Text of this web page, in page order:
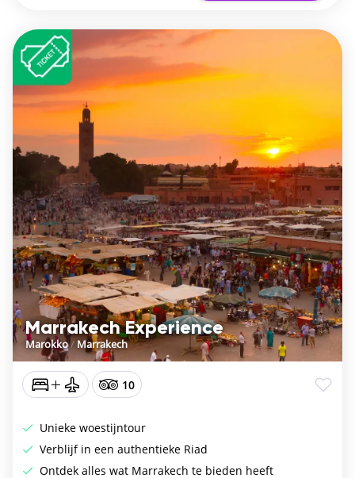
Marrakech Experience
Marokko/ Marrakech
10
Unieke woestijntour
Verblijf in een authentieke Riad
Ontdek alles wat Marrakech te bieden heeft